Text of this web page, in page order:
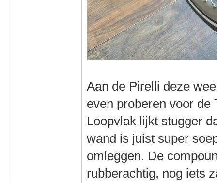
Aan de Pirelli deze
even proberen voor
Loopvlak lijkt stugger
wand is juist super
omleggen. De
rubberachtig, nog iets